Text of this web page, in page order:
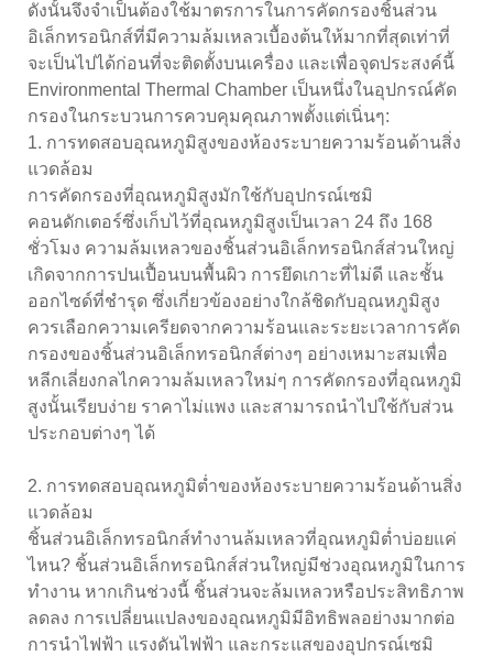
ดังนั้นจึงจำเป็นต้องใช้มาตรการในการคัดกรองชิ้นส่วน
อิเล็กทรอนิกส์ที่มีความล้มเหลวเบื้องต้นให้มากที่สุดเท่าที่
จะเป็นไปได้ก่อนที่จะติดตั้งบนเครื่อง และเพื่อจุดประสงค์นี้
Environmental Thermal Chamber เป็นหนึ่งในอุปกรณ์คัด
กรองในกระบวนการควบคุมคุณภาพตั้งแต่เนิ่นๆ:
1. การทดสอบอุณหภูมิสูงของห้องระบายความร้อนด้านสิ่ง
แวดล้อม
การคัดกรองที่อุณหภูมิสูงมักใช้กับอุปกรณ์เซมิ
คอนดักเตอร์ซึ่งเก็บไว้ที่อุณหภูมิสูงเป็นเวลา 24 ถึง 168
ชั่วโมง ความล้มเหลวของชิ้นส่วนอิเล็กทรอนิกส์ส่วนใหญ่
เกิดจากการปนเปื้อนบนพื้นผิว การยึดเกาะที่ไม่ดี และชั้น
ออกไซด์ที่ชำรุด ซึ่งเกี่ยวข้องอย่างใกล้ชิดกับอุณหภูมิสูง
ควรเลือกความเครียดจากความร้อนและระยะเวลาการคัด
กรองของชิ้นส่วนอิเล็กทรอนิกส์ต่างๆ อย่างเหมาะสมเพื่อ
หลีกเลี่ยงกลไกความล้มเหลวใหม่ๆ การคัดกรองที่อุณหภูมิ
สูงนั้นเรียบง่าย ราคาไม่แพง และสามารถนำไปใช้กับส่วน
ประกอบต่างๆ ได้
2. การทดสอบอุณหภูมิต่ำของห้องระบายความร้อนด้านสิ่ง
แวดล้อม
ชิ้นส่วนอิเล็กทรอนิกส์ทำงานล้มเหลวที่อุณหภูมิต่ำบ่อยแค่
ไหน? ชิ้นส่วนอิเล็กทรอนิกส์ส่วนใหญ่มีช่วงอุณหภูมิในการ
ทำงาน หากเกินช่วงนี้ ชิ้นส่วนจะล้มเหลวหรือประสิทธิภาพ
ลดลง การเปลี่ยนแปลงของอุณหภูมิมีอิทธิพลอย่างมากต่อ
การนำไฟฟ้า แรงดันไฟฟ้า และกระแสของอุปกรณ์เซมิ